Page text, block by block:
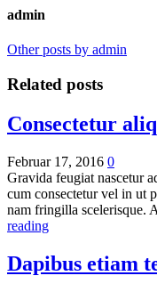
admin
Other posts by admin
Related posts
Consectetur
Februar 17, 2016 0
Gravida feugiat nascetur
cum consectetur vel in ut
nam fringilla scelerisque.
reading
Dapibus etiam